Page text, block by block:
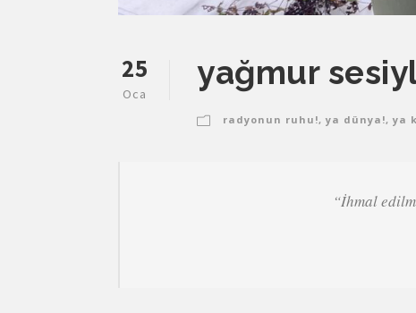
25
Oca
yağmur
radyonun ruhu!, ya dünya!, ya
“İhmal